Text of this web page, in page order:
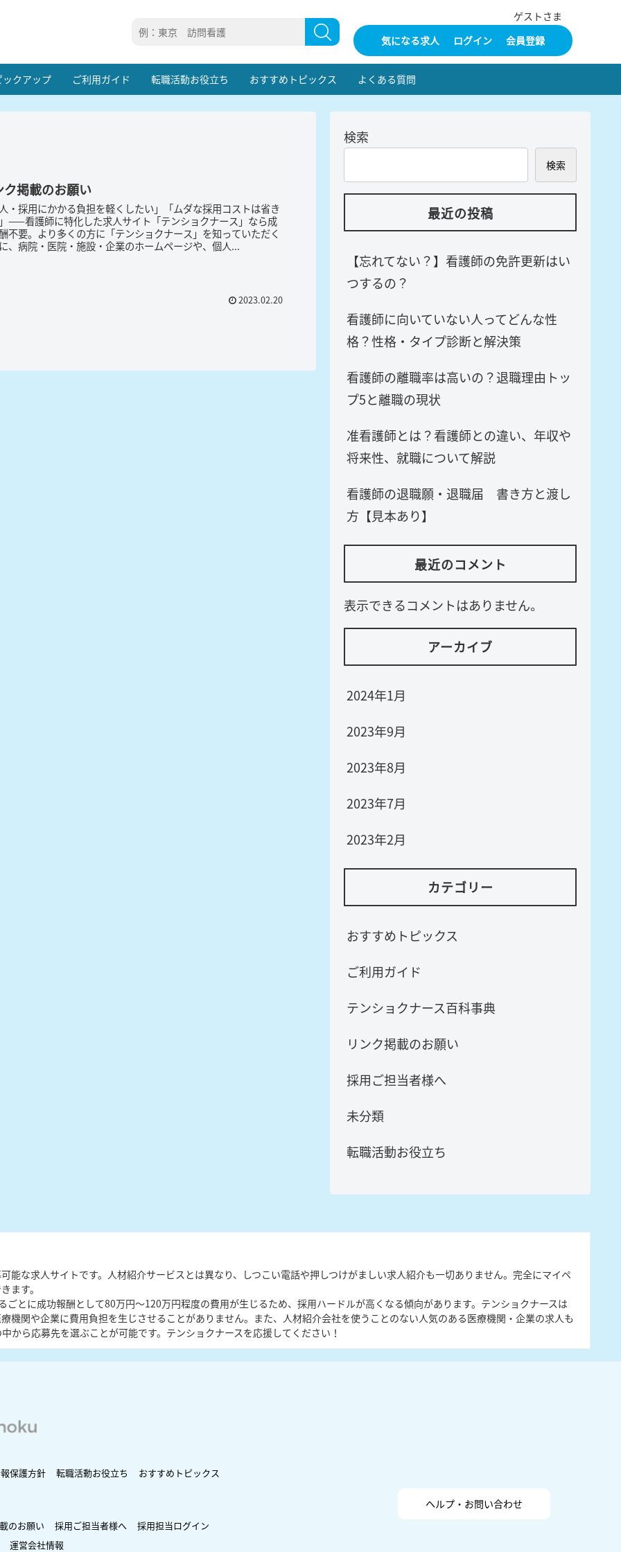
ゲストさま
気になる求人
ログイン 会員登録
クアップ ご利用ガイド 転職活動お役立ち おすすめトピックス よくある質問
ク掲載のお願い
人・採用にかかる負担を軽くしたい」「ムダな採用コストは省き
——看護師に特化した求人サイト「テンショクナース」なら成
不要。より多くの方に「テンショクナース」を知っていただく
、病院・医院・施設・企業のホームページや、個人...
2023.02.20
検索
検索
最近の投稿
【忘れてない？】看護師の免許更新はい
つするの？
看護師に向いていない人ってどんな性
格？性格・タイプ診断と解決策
看護師の離職率は高いの？退職理由トッ
プ5と離職の現状
准看護師とは？看護師との違い、年収や
将来性、就職について解説
看護師の退職願・退職届 書き方と渡し
方【見本あり】
最近のコメント
表示できるコメントはありません。
アーカイブ
2024年1月
2023年9月
2023年8月
2023年7月
2023年2月
カテゴリー
おすすめトピックス
ご利用ガイド
テンショクナース百科事典
リンク掲載のお願い
採用ご担当者様へ
未分類
転職活動お役立ち
能な求人サイトです。人材紹介サービスとは異なり、しつこい電話や押しつけがましい求人紹介も一切ありません。完全にマイペ
ます。
ごとに成功報酬として80万円〜120万円程度の費用が生じるため、採用ハードルが高くなる傾向があります。テンショクナースは
機関や企業に費用負担を生じさせることがありません。また、人材紹介会社を使うことのない人気のある医療機関・企業の求人も
から応募先を選ぶことが可能です。テンショクナースを応援してください！
保護方針 転職活動お役立ち
おすすめトピックス
のお願い 採用ご担当者様へ
採用担当ログイン
運営会社情報
ヘルプ・お問い合わせ